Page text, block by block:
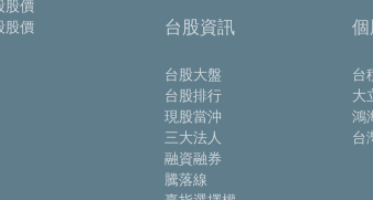
股價
股價
台股資訊
台股大盤
台股排行
現股當沖
三大法人
融資融券
騰落線
台
大
鴻
台